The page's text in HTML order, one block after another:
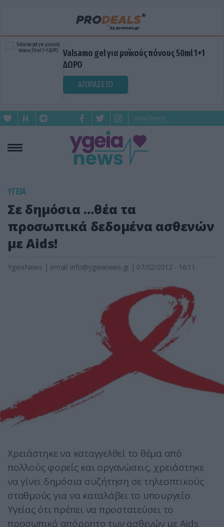
Valsamo gel για μυϊκούς πόνους 50ml 1+1
ΔΩΡΟ
ΑΓΟΡΑΣΕ ΤΟ
ΥΓΕΙΑ
Σε δημόσια …θέα τα
προσωπικά δεδομένα ασθενών
με Aids!
YgeiaNews | email: info@ygeianews.gr | 07/02/2012 - 16:11
Χρειάστηκε να καταγγελθεί το θέμα από
πολλούς φορείς και οργανώσεις, χρειάστηκε
να γίνει δημόσια συζήτηση σε τηλεοπτικούς
σταθμούς για να καταλάβει το υπουργείο
Υγείας ότι πρέπει να προστατεύσει το
προσωπικό απόρρητο των ασθενών με Aids